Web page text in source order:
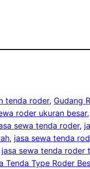
tenda roder, Gudang
roder ukuran besar,
sewa tenda roder,
, jasa sewa tenda
jasa sewa tenda roder
Tenda Type Roder